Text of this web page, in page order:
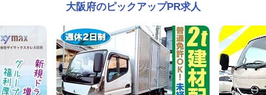
大阪府のピックアップPR求人